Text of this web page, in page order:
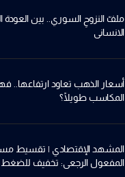
ملفّ النزوحِ السوري.. بين العودة
الانساني
أسعار الذهب تعاود ارتفاعها..
المكاسب طويلًا؟
المشهد الإقتصادي | تقسيط
المفعول الرجعي: تخفيف للضغط